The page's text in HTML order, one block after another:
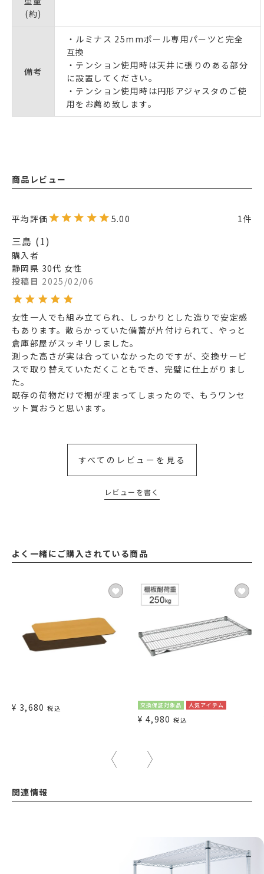
(約)
備考
・ルミナス 25mmポール専用パーツと完全
互換
・テンション使用時は天井に張りのある部分
に設置してください。
・テンション使用時は円形アジャスタのご使
用をお薦め致します。
商品レビュー
5.00 1
三島 1
購入者
静岡県 30代 女性
投稿日 2025/02/06
女性一人でも組み立てられ、しっかりとした造りで安定感
もあります。散らかっていた備蓄が片付けられて、やっと
倉庫部屋がスッキリしました。
測った高さが実は合っていなかったのですが、交換サービ
スで取り替えていただくこともでき、完璧に仕上がりまし
た。
既存の荷物だけで棚が埋まってしまったので、もうワンセ
ット買おうと思います。
すべてのレビューを見る
レビューを書く
よく一緒にご購入されている商品
¥ 3,680 税込 交換保証対象品 人気アイテム
¥ 4,980 税込
関連情報